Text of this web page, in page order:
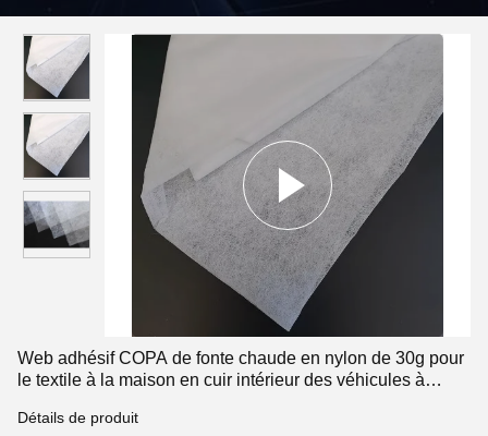
Web adhésif COPA de fonte chaude en nylon de 30g pour
le textile à la maison en cuir intérieur des véhicules à
Détails de produit